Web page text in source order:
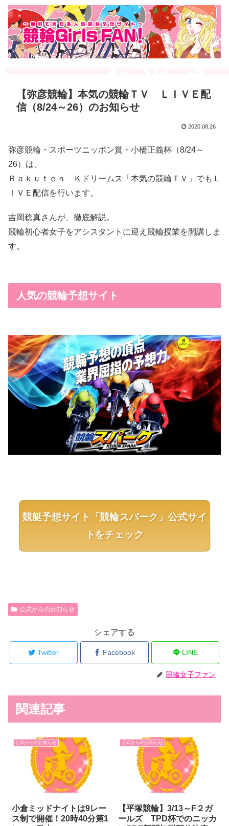
【弥彦競輪】本気の競輪ＴＶ ＬＩＶＥ配
信（8/24～26）のお知らせ
2020.08.26
弥彦競輪・スポーツニッポン賞・小橋正義杯（8/24～
26）は、
Ｒａｋｕｔｅｎ Ｋドリームス「本気の競輪ＴＶ」でもＬ
ＩＶＥ配信を行います。
吉岡稔真さんが、徹底解説。
競輪初心者女子をアシスタントに迎え競輪授業を開講しま
す。
人気の競輪予想サイト
競艇予想サイト「競輪スパーク」公式サイ
トをチェック
公式からのお知らせ
シェアする
Twitter Facebook LINE
競輪女子ファン
関連記事
公式からのお知らせ
小倉ミッドナイトは9レー
ス制で開催！20時40分第1
公式からのお知らせ
【平塚競輪】3/13～F２ガ
ールズ TPD杯でのニッカ